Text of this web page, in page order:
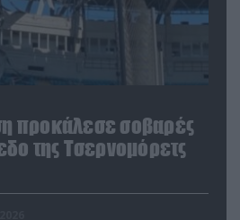
προκάλεσε σοβαρές
της Τσερνομόρετς